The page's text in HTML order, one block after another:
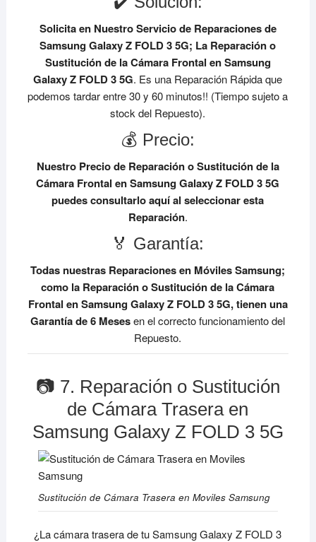
Solicita en Nuestro Servicio de Reparaciones de
Samsung Galaxy Z FOLD 3 5G; La Reparación o
Sustitución de la Cámara Frontal en Samsung
Galaxy Z FOLD 3 5G. Es una Reparación Rápida que
podemos tardar entre 30 y 60 minutos!! (Tiempo sujeto a
stock del Repuesto).
💰 Precio:
Nuestro Precio de Reparación o Sustitución de la
Cámara Frontal en Samsung Galaxy Z FOLD 3 5G
puedes consultarlo aquí al seleccionar esta
Reparación.
🏅 Garantía:
Todas nuestras Reparaciones en Móviles Samsung;
como la Reparación o Sustitución de la Cámara
Frontal en Samsung Galaxy Z FOLD 3 5G, tienen una
Garantía de 6 Mesesen el correcto funcionamiento del
Repuesto.
📷 7. Reparación o Sustitución
de Cámara Trasera en
Samsung Galaxy Z FOLD 3 5G
Sustitución de Cámara Trasera en Moviles Samsung
¿La cámara trasera de tu Samsung Galaxy Z FOLD 3